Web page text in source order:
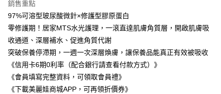
【「AFTEE先享後付」結帳流程】
１．於結帳方式選擇「AFTEE先享後付」後，將跳轉至「AFTEE先享後付」
結帳頁面，進行簡訊認證並確認金額後，即可完成結帳。
２．訂單成立數日內，您將收到繳費通知簡訊。
３．收到繳費通知簡訊後14天內，點擊此簡訊中的連結，可透過四大超商／
※ 請注意：結帳手續完成當下不需立刻繳費，但若您需要取消訂單，請聯絡
購買商品的店家。未經商家同意取消之訂單仍視為有效，需透過AFTEE先享
宅配
每筆NT$100，滿NT$1,500(含以上)免運費
宅配-離島（澎湖、金門、馬祖）
每筆NT$100，滿NT$1,500(含以上)免運費
銷售重點
97%可溶型玻尿酸微針×修護型膠原蛋白
零修護期！居家MTS水光護理，一滾直達肌膚角質層，開啟肌膚吸
收通道、深層補水、促進角質代謝
突破保養停滯期，一週一次深層煥膚，讓保養品能真正有效被吸收
《信用卡6期0利率（配合銀行請查看付款方式）》
《會員填寫完整資料，可領取會員禮》
《下載美麗娃商城APP，可再領折價券》